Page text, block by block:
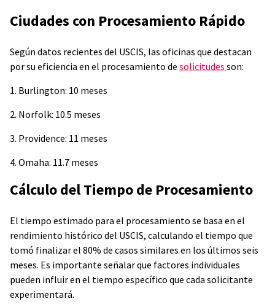
Ciudades con Procesamiento Rápido
Según datos recientes del USCIS, las oficinas que destacan
por su eficiencia en el procesamiento de solicitudes son:
1. Burlington: 10 meses
2. Norfolk: 10.5 meses
3. Providence: 11 meses
4. Omaha: 11.7 meses
Cálculo del Tiempo de Procesamiento
El tiempo estimado para el procesamiento se basa en el
rendimiento histórico del USCIS, calculando el tiempo que
tomó finalizar el 80% de casos similares en los últimos seis
meses. Es importante señalar que factores individuales
pueden influir en el tiempo específico que cada solicitante
experimentará.